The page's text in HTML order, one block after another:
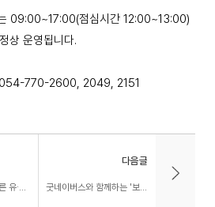
09:00~17:00(점심시간 12:00~13:00)
정상 운영됩니다.
770-2600, 2049, 2151
보안 장비 교체에 따른 유·무선 인터넷 서비스 종료(2026.07.07(화) 17:00~18:30) 안내
다음글
굿네이버스와 함께하는 '보이스피싱 제로 캠페인'